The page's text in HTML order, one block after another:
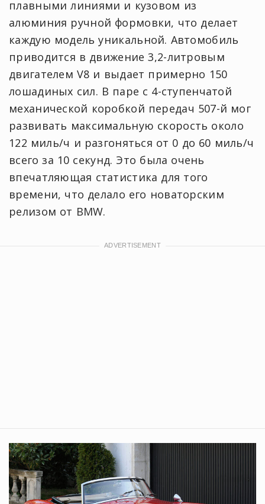
плавными линиями и кузовом из
алюминия ручной формовки, что делает
каждую модель уникальной. Автомобиль
приводится в движение 3,2-литровым
двигателем V8 и выдает примерно 150
лошадиных сил. В паре с 4-ступенчатой
механической коробкой передач 507-й мог
развивать максимальную скорость около
122 миль/ч и разгоняться от 0 до 60 миль/ч
всего за 10 секунд. Это была очень
впечатляющая статистика для того
времени, что делало его новаторским
релизом от BMW.